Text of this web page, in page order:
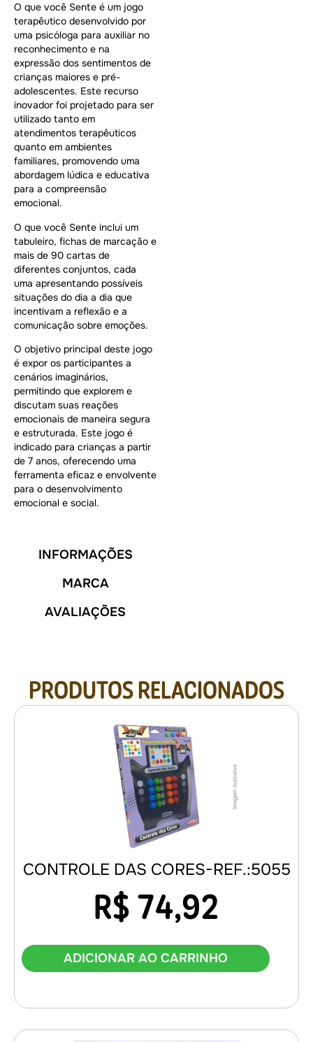
INFORMAÇÕES
MARCA
AVALIAÇÕES
O que você Sente é um jogo
terapêutico desenvolvido por
uma psicóloga para auxiliar no
reconhecimento e na
expressão dos sentimentos de
crianças maiores e pré-
adolescentes. Este recurso
inovador foi projetado para ser
utilizado tanto em
atendimentos terapêuticos
quanto em ambientes
familiares, promovendo uma
abordagem lúdica e educativa
para a compreensão
emocional.
O que você Sente inclui um
tabuleiro, fichas de marcação e
mais de 90 cartas de
diferentes conjuntos, cada
uma apresentando possíveis
situações do dia a dia que
incentivam a reflexão e a
comunicação sobre emoções.
O objetivo principal deste jogo
é expor os participantes a
cenários imaginários,
permitindo que explorem e
discutam suas reações
emocionais de maneira segura
e estruturada. Este jogo é
indicado para crianças a partir
de 7 anos, oferecendo uma
ferramenta eficaz e envolvente
para o desenvolvimento
emocional e social.
PRODUTOS RELACIONADOS
CONTROLE DAS CORES-REF.:5055
R$ 74,92
ADICIONAR AO CARRINHO